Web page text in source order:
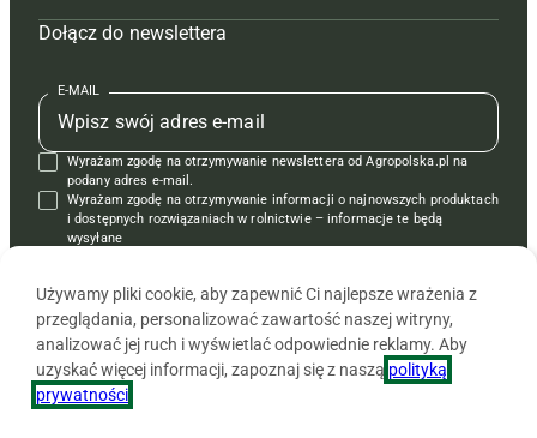
Mapa serwisu
Kontakt
Regulamin
Polityka prywatności
Prenumerata
Redakcja
Kontakt
Reklama
Prenumerata
Reklama
Kontakt
Krzyżówki
Czasopisma i prenumerata
Książki
Regulamin
Dołącz do newslettera
E-MAIL
Wyrażam zgodę na otrzymywanie newslettera od Agropolska.pl na
podany adres e-mail.
Wyrażam zgodę na otrzymywanie informacji o najnowszych produktach
i dostępnych rozwiązaniach w rolnictwie – informacje te będą
wysyłane
Używamy pliki cookie, aby zapewnić Ci najlepsze wrażenia z
przeglądania, personalizować zawartość naszej witryny,
analizować jej ruch i wyświetlać odpowiednie reklamy. Aby
uzyskać więcej informacji, zapoznaj się z naszą polityką
prywatności